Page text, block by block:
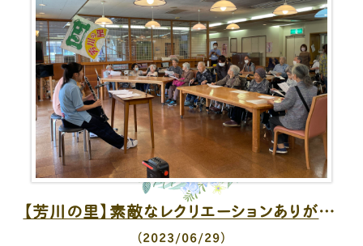
【芳川の里】素敵なレクリエーションありがとうございました。
（2023/06/29）